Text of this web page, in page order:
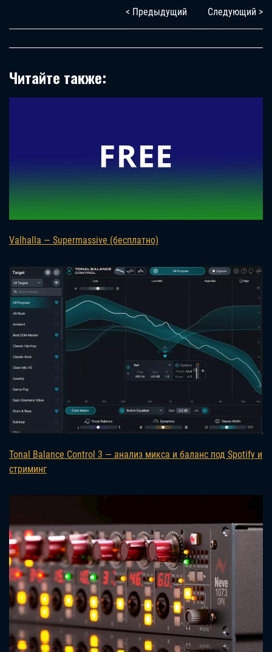
< Предыдущий Следующий >
Читайте также:
Valhalla — Supermassive (бесплатно)
Tonal Balance Control 3 — анализ микса и баланс под Spotify и
стриминг